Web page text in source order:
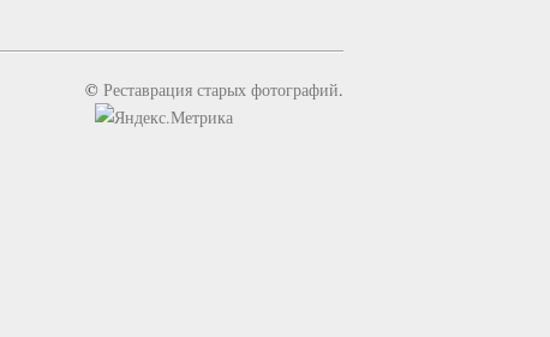
© Реставрация старых фотографий.